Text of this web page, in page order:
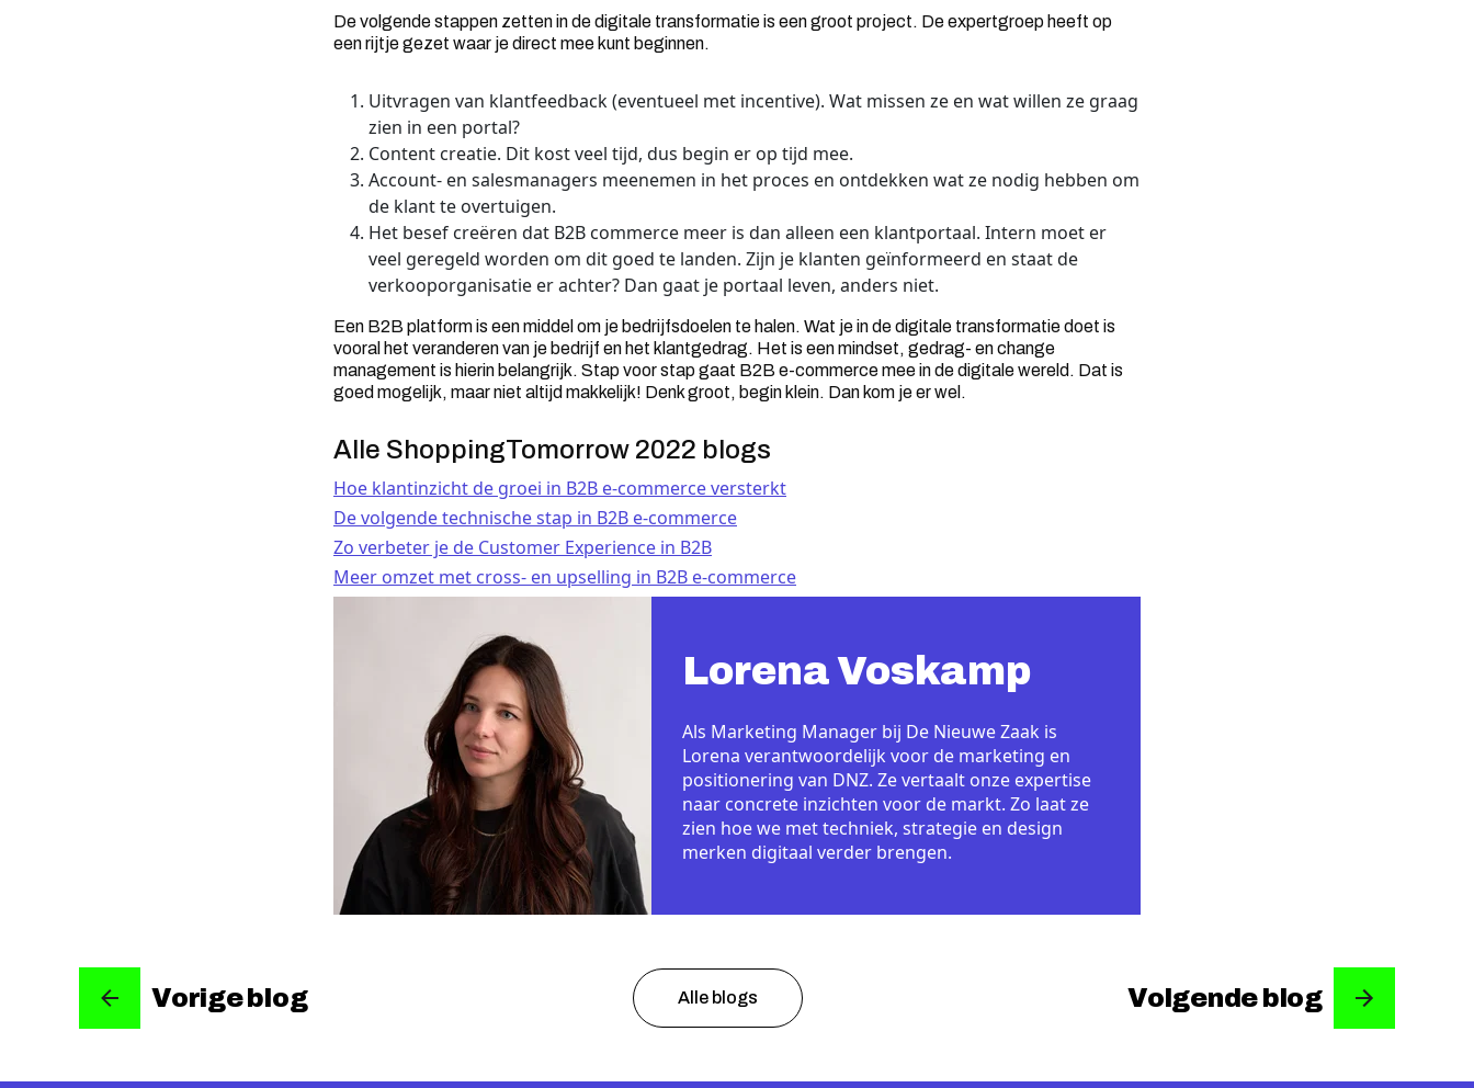
De volgende stappen zetten in de digitale transformatie is een groot project. De expertgroep heeft op
een rijtje gezet waar je direct mee kunt beginnen.
Uitvragen van klantfeedback (eventueel met incentive). Wat missen ze en wat willen ze graag
zien in een portal?
Content creatie. Dit kost veel tijd, dus begin er op tijd mee.
Account- en salesmanagers meenemen in het proces en ontdekken wat ze nodig hebben om
de klant te overtuigen.
Het besef creëren dat B2B commerce meer is dan alleen een klantportaal. Intern moet er
veel geregeld worden om dit goed te landen. Zijn je klanten geïnformeerd en staat de
verkooporganisatie er achter? Dan gaat je portaal leven, anders niet.
Een B2B platform is een middel om je bedrijfsdoelen te halen. Wat je in de digitale transformatie doet is
vooral het veranderen van je bedrijf en het klantgedrag. Het is een mindset, gedrag- en change
management is hierin belangrijk. Stap voor stap gaat B2B e-commerce mee in de digitale wereld. Dat is
goed mogelijk, maar niet altijd makkelijk! Denk groot, begin klein. Dan kom je er wel.
Alle ShoppingTomorrow 2022 blogs
Hoe klantinzicht de groei in B2B e-commerce versterkt
De volgende technische stap in B2B e-commerce
Zo verbeter je de Customer Experience in B2B
Meer omzet met cross- en upselling in B2B e-commerce
Lorena Voskamp
Als Marketing Manager bij De Nieuwe Zaak is
Lorena verantwoordelijk voor de marketing en
positionering van DNZ. Ze vertaalt onze expertise
naar concrete inzichten voor de markt. Zo laat ze
zien hoe we met techniek, strategie en design
merken digitaal verder brengen.
Vorige blog Alle blogs Volgende blog